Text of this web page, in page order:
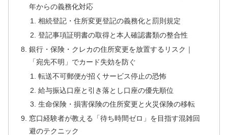
年からの義務化対応
相続登記・住所変更登記の義務化と罰則規定
登記事項証明書の取得と本人確認書類の整合性
銀行・保険・クレカの住所変更を放置するリスク｜
「宛先不明」でカード失効を防ぐ
転送不可郵便が招くサービス停止の恐怖
給与振込口座と引き落とし口座の優先順位
生命保険・損害保険の住所変更と火災保険の移転
窓口経験者が教える「待ち時間ゼロ」を目指す混雑回
避のテクニック